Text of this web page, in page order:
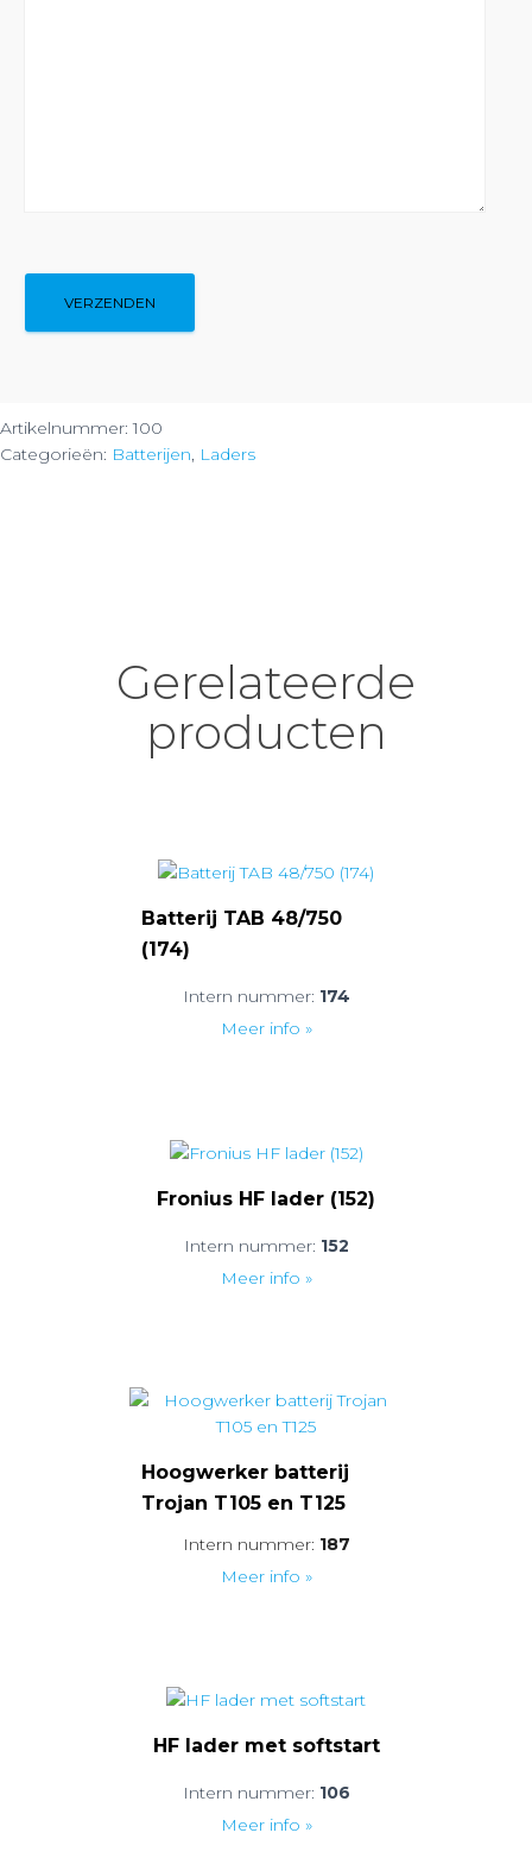
Artikelnummer:100
Categorieën: Batterijen, Laders
Gerelateerde
producten
Batterij TAB 48/750
(174)
Intern nummer: 174
Meer info »
Fronius HF lader (152)
Intern nummer: 152
Meer info »
Hoogwerker batterij
Trojan T105 en T125
Intern nummer: 187
Meer info »
HF lader met softstart
Intern nummer: 106
Meer info »